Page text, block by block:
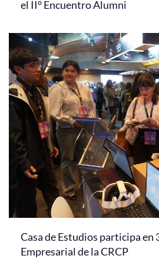
el II° Encuentro Alumni
Casa de Estudios participa en
Empresarial de la CRCP